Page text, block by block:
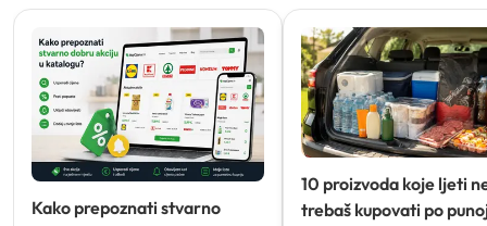
Kako prepoznati stvarno
10 proizvoda koje ljeti
trebaš kupovati po